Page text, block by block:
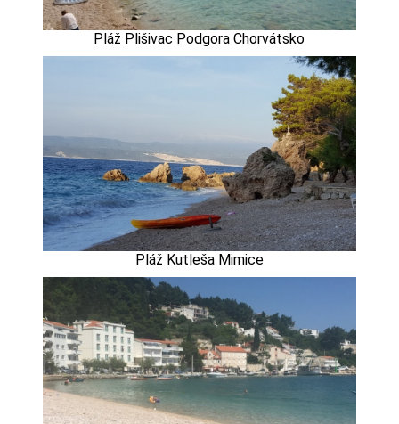
Pláž Plišivac Podgora Chorvátsko
Pláž Kutleša Mimice